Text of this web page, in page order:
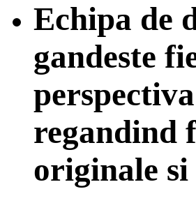
Echipa de
gandeste
regandind
originale